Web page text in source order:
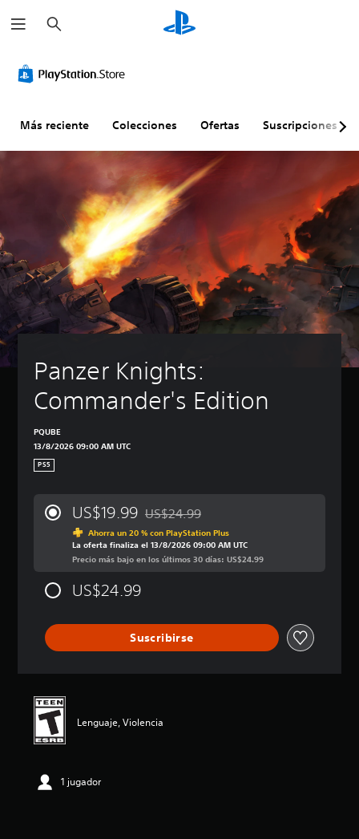
u
s
r
Más reciente Colecciones Ofertas Suscripciones
Panzer Knights:
Commander's Edition
PQUBE
13/8/2026 09:00 AM UTC
PS5
US$19.99 Rebajado del precio original de
US$24.99
Ahorra un 20 % con PlayStation Plus
La oferta finaliza el 13/8/2026 09:00 AM UTC
Precio más bajo en los últimos 30 días: US$24.99
US$24.99
Suscribirse
Lenguaje, Violencia
1 jugador